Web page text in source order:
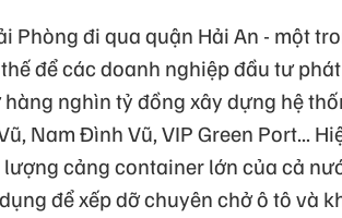
Phòng đi qua quận Hải An - một
để các doanh nghiệp đầu tư
nghìn tỷ đồng xây dựng hệ
Nam Đình Vũ, VIP Green Port...
cảng container lớn của cả
để xếp dỡ chuyên chở ô tô và